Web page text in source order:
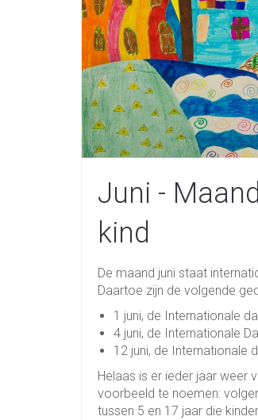
Juni -
kind
De maand juni staat
Daartoe zijn de volgende
1 juni, de Internationale
4 juni, de Internationale
12 juni, de Internationale
Helaas is er ieder jaar weer
voorbeeld te noemen:
tussen 5 en 17 jaar die